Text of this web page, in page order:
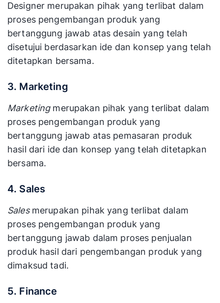
Designer merupakan pihak yang terlibat dalam
proses pengembangan produk yang
bertanggung jawab atas desain yang telah
disetujui berdasarkan ide dan konsep yang telah
ditetapkan bersama.
3. Marketing
Marketingmerupakan pihak yang terlibat dalam
proses pengembangan produk yang
bertanggung jawab atas pemasaran produk
hasil dari ide dan konsep yang telah ditetapkan
bersama.
4. Sales
Salesmerupakan pihak yang terlibat dalam
proses pengembangan produk yang
bertanggung jawab dalam proses penjualan
produk hasil dari pengembangan produk yang
dimaksud tadi.
5. Finance